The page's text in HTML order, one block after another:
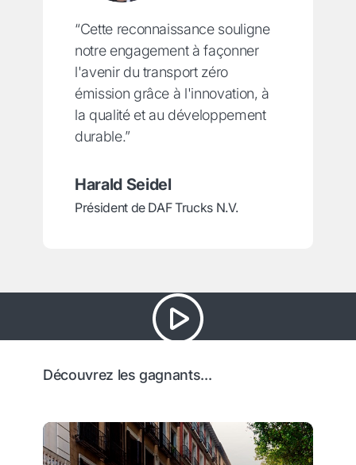
“Cette reconnaissance souligne
notre engagement à façonner
l'avenir du transport zéro
émission grâce à l'innovation, à
la qualité et au développement
durable.”
Harald Seidel
Président de DAF Trucks N.V.
Découvrez les gagnants...